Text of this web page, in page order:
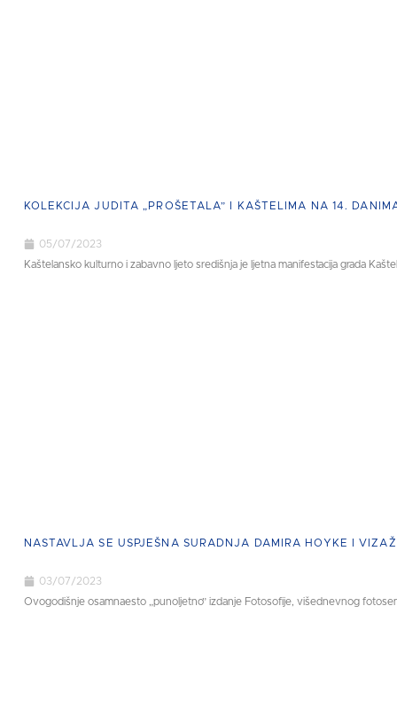
KOLEKCIJA JUDITA „PROŠETALA” I KAŠTELIMA NA 14.
05/07/2023
Kaštelansko kulturno i zabavno ljeto središnja je ljetna manifestacija grada
NASTAVLJA SE USPJEŠNA SURADNJA DAMIRA HOYKE I
03/07/2023
Ovogodišnje osamnaesto „punoljetno” izdanje Fotosofije, višednevnog